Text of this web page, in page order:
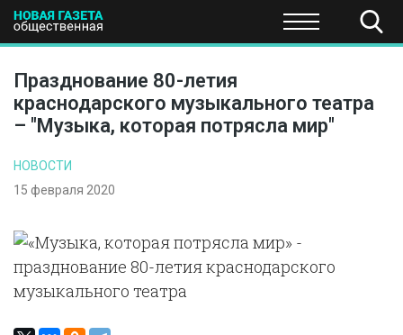
ПОЛИТИКА ЭКОНОМИКА НАУКА И
Празднование 80-летия
краснодарского музыкального театра
– "Музыка, которая потрясла мир"
НОВОСТИ
15 февраля 2020